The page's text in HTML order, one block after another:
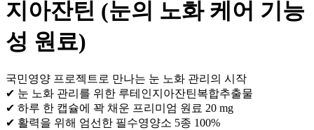
지아잔틴 (눈의 노화 케어 기능
성 원료)
국민영양 프로젝트로 만나는 눈 노화 관리의 시작
✔ 눈 노화 관리를 위한 루테인지아잔틴복합추출물
✔ 하루 한 캡슐에 꽉 채운 프리미엄 원료 20 mg
✔ 활력을 위해 엄선한 필수영양소 5종 100%